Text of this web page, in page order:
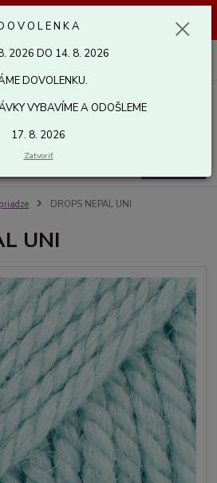
17. 8. 2026. Ďakujeme.
DROPS NEPAL UNI
UNI
O V O L E N K A
2026 DO 14. 8. 2026
DOVOLENKU.
VYBAVÍME A ODOŠLEME
17. 8. 2026
Zatvoriť